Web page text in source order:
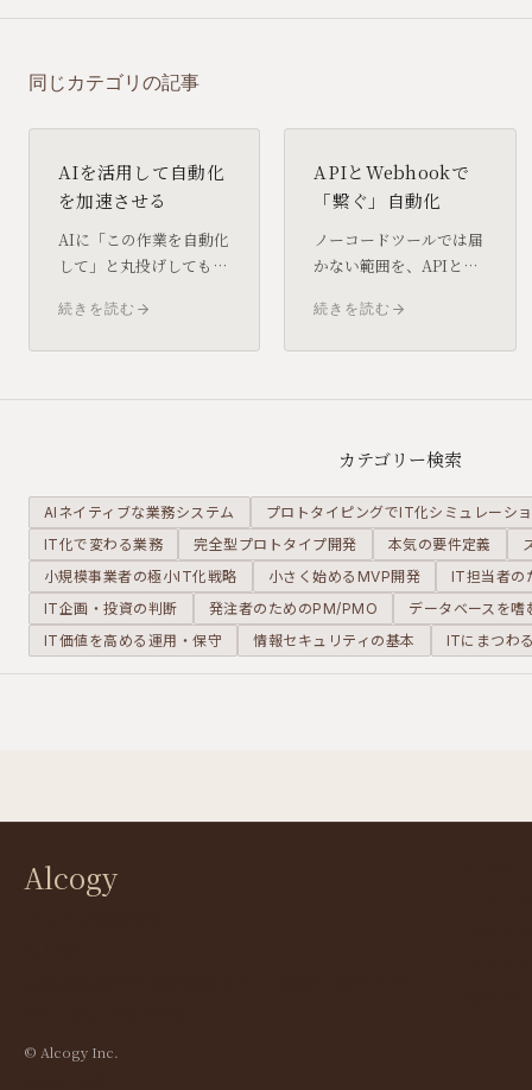
同じカテゴリの記事
AIを活用して自動化
を加速させる
AIに「この作業を自動化
して」と丸投げしても、
せん。AIを自動化のパー
コードレビューという具
続きを読む
APIとWebhookで
「繋ぐ」自動化
ノーコードツールでは届
かない範囲を、APIと
破する考え方を整理しま
シート記録まで、連携の
続きを読む
カテゴリー検索
AIネイティブな業務システム
プロトタイピングでIT化シミュレーシ
IT化で変わる業務
完全型プロトタイプ開発 本気の要件定義
小規模事業者の極小IT化戦略
小さく始めるMVP開発
IT担当者の
IT企画・投資の判断
発注者のためのPM/PMO
データベースを嗜
IT価値を高める運用・保守
情報セキュリティの基本 ITにまつわ
Alcogy
© Alcogy Inc.